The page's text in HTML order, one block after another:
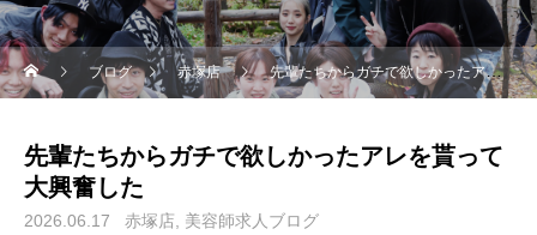
ブログ 赤塚店 先輩たちからガチで欲しかったアレを貰って大興奮した
先輩たちからガチで欲しかったアレを貰って
大興奮した
2026.06.17 赤塚店 美容師求人ブログ